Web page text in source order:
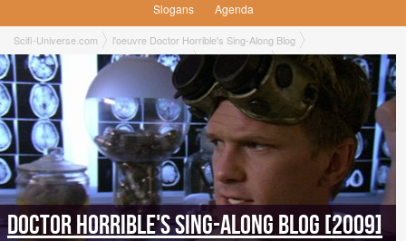
Slogans
Agenda
Scifi-Universe.com
l'oeuvre Doctor Horrible's Sing-Along Blog
Doctor Horrible's Sing-Along Blog [2009]
DVD / Blu-Ray
Doctor Horrible's Sing-Along Blog [2009]